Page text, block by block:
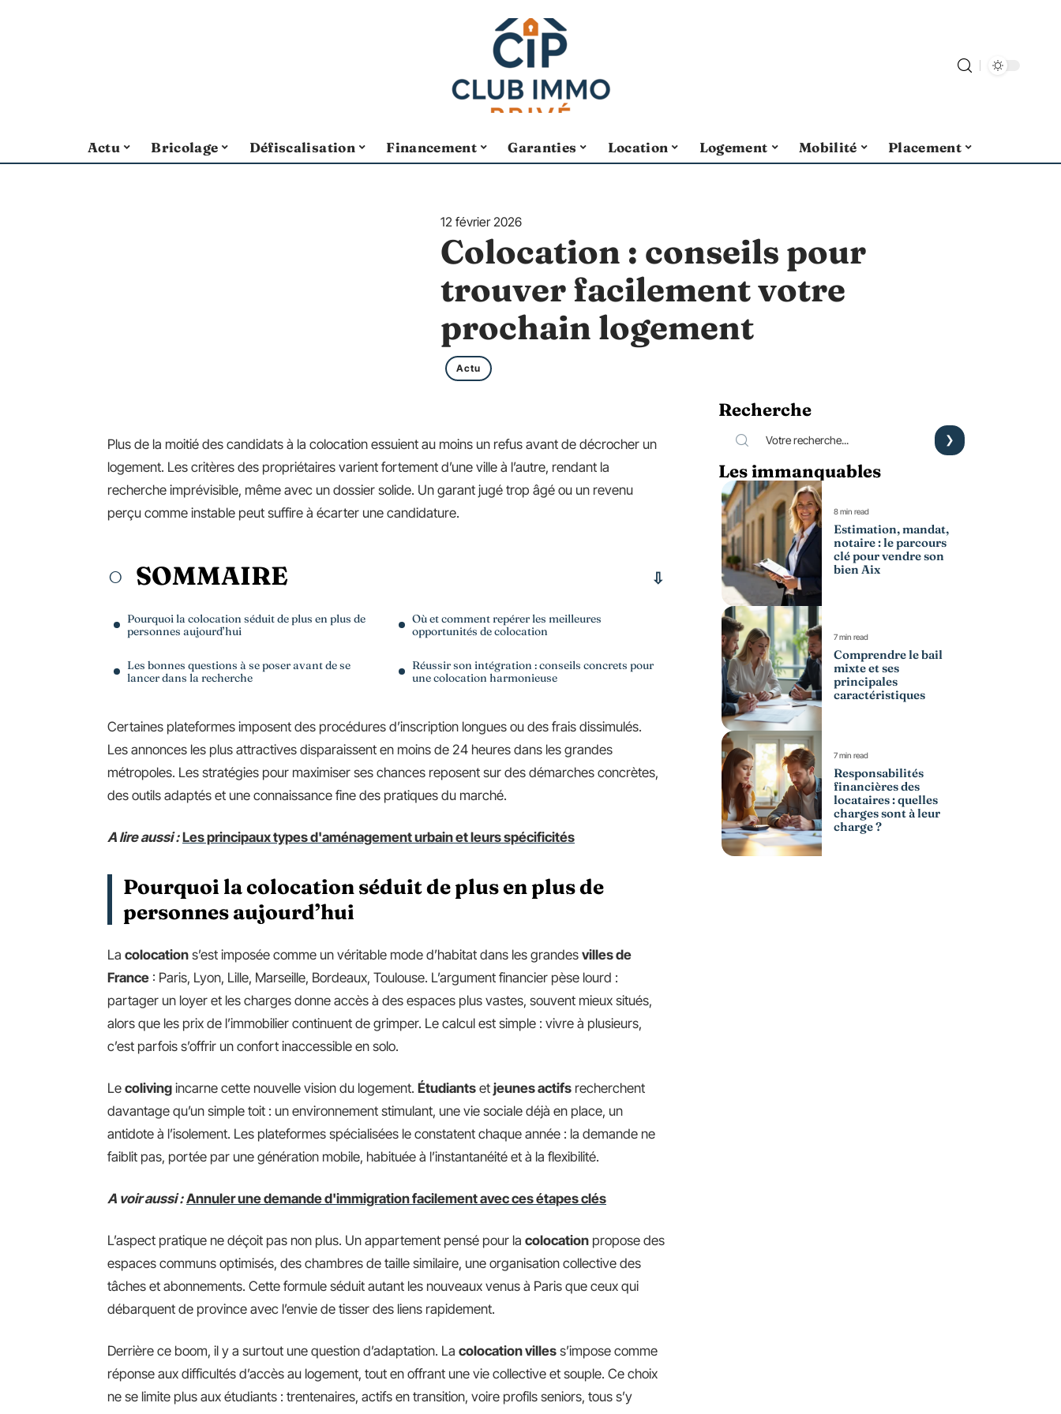
Actu Bricolage Défiscalisation Financement Garanties Location Logement Mobilité Placement
12 février 2026
Colocation : conseils pour
trouver facilement votre
prochain logement
Actu
Plus de la moitié des candidats à la colocation essuient au moins un refus avant de décrocher un
logement. Les critères des propriétaires varient fortement d’une ville à l’autre, rendant la
recherche imprévisible, même avec un dossier solide. Un garant jugé trop âgé ou un revenu
perçu comme instable peut suffire à écarter une candidature.
SOMMAIRE
Pourquoi la colocation séduit de plus en plus de
personnes aujourd’hui
Les bonnes questions à se poser avant de se
lancer dans la recherche
Où et comment repérer les meilleures
opportunités de colocation
Réussir son intégration : conseils concrets pour
une colocation harmonieuse
Certaines plateformes imposent des procédures d’inscription longues ou des frais dissimulés.
Les annonces les plus attractives disparaissent en moins de 24 heures dans les grandes
métropoles. Les stratégies pour maximiser ses chances reposent sur des démarches concrètes,
des outils adaptés et une connaissance fine des pratiques du marché.
A lire aussi : Les principaux types d'aménagement urbain et leurs spécificités
Pourquoi la colocation séduit de plus en plus de
personnes aujourd’hui
La colocation s’est imposée comme un véritable mode d’habitat dans les grandes villes de
France : Paris, Lyon, Lille, Marseille, Bordeaux, Toulouse. L’argument financier pèse lourd :
partager un loyer et les charges donne accès à des espaces plus vastes, souvent mieux situés,
alors que les prix de l’immobilier continuent de grimper. Le calcul est simple : vivre à plusieurs,
c’est parfois s’offrir un confort inaccessible en solo.
Le coliving incarne cette nouvelle vision du logement. Étudiants et jeunes actifs recherchent
davantage qu’un simple toit : un environnement stimulant, une vie sociale déjà en place, un
antidote à l’isolement. Les plateformes spécialisées le constatent chaque année : la demande ne
faiblit pas, portée par une génération mobile, habituée à l’instantanéité et à la flexibilité.
A voir aussi : Annuler une demande d'immigration facilement avec ces étapes clés
L’aspect pratique ne déçoit pas non plus. Un appartement pensé pour la colocation propose des
espaces communs optimisés, des chambres de taille similaire, une organisation collective des
tâches et abonnements. Cette formule séduit autant les nouveaux venus à Paris que ceux qui
débarquent de province avec l’envie de tisser des liens rapidement.
Derrière ce boom, il y a surtout une question d’adaptation. La colocation villes s’impose comme
réponse aux difficultés d’accès au logement, tout en offrant une vie collective et souple. Ce choix
ne se limite plus aux étudiants : trentenaires, actifs en transition, voire profils seniors, tous s’y
Recherche
Les immanquables
8 min read
Estimation, mandat,
notaire : le parcours
clé pour vendre son
bien Aix
7 min read
Comprendre le bail
mixte et ses
principales
caractéristiques
7 min read
Responsabilités
financières des
locataires : quelles
charges sont à leur
charge ?